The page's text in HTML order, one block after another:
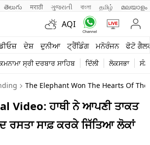
తెలుగు मराठी ગુજરાતી বাংলা தமிழ் മലയാളം
AQI
ਦੇਸ਼ ਦੁਨੀਆ ਟ੍ਰੈਂਡਿੰਗ ਮਨੋਰੰਜਨ ਫੋਟੋ
ਸ੍ਰੀ ਦਰਬਾਰ ਸਾਹਿਬ ਦਿੱਲੀ ਲੋਕਸਭਾ
The Elephant Won The Hearts Of
Video: ਹਾਥੀ ਨੇ ਆਪਣੀ ਤਾਕਤ
ਰਸਤਾ ਸਾਫ਼ ਕਰਕੇ ਜਿੱਤਿਆ ਲੋਕਾਂ